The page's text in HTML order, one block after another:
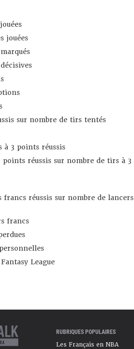
jouées
sur nombre de tirs tentés
à 3 points réussis
réussis sur nombre de tirs à 3
francs réussis sur nombre de lancers
francs
League
RUBRIQUES POPULAIRES
Les Français en NBA